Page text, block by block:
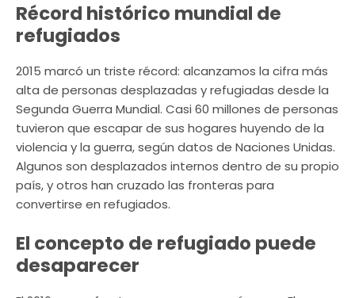
Récord histórico mundial de
refugiados
2015 marcó un triste récord: alcanzamos la cifra más
alta de personas desplazadas y refugiadas desde la
Segunda Guerra Mundial. Casi 60 millones de personas
tuvieron que escapar de sus hogares huyendo de la
violencia y la guerra, según datos de Naciones Unidas.
Algunos son desplazados internos dentro de su propio
país, y otros han cruzado las fronteras para
convertirse en refugiados.
El concepto de refugiado puede
desaparecer